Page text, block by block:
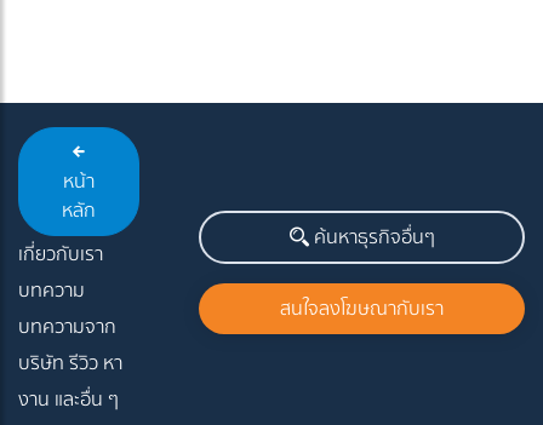
หน้า
หลัก
เกี่ยวกับเรา
บทความ
บทความจาก
บริษัท รีวิว หา
งาน และอื่น ๆ
ค้นหาธุรกิจอื่นๆ
สนใจลงโฆษณากับเรา